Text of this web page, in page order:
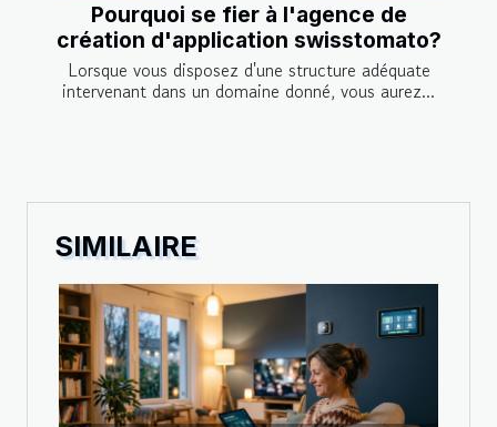
Pourquoi se fier à l'agence de
création d'application swisstomato?
Lorsque vous disposez d'une structure adéquate
intervenant dans un domaine donné, vous aurez...
SIMILAIRE